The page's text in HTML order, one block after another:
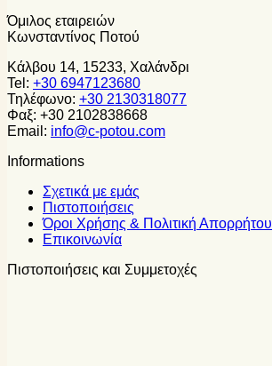
Όμιλος εταιρειών
Κωνσταντίνος Ποτού
Κάλβου 14, 15233, Χαλάνδρι
Tel: +30 6947123680
Τηλέφωνο: +30 2130318077
Φαξ: +30 2102838668
Email: info@c-potou.com
Informations
Σχετικά με εμάς
Πιστοποιήσεις
Όροι Χρήσης & Πολιτική Απορρήτου
Επικοινωνία
Πιστοποιήσεις και Συμμετοχές